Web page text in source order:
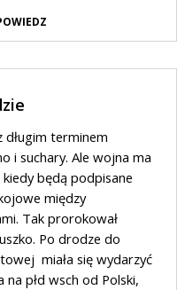
długim terminem
i suchary. Ale wojna ma
będą podpisane
między
Tak prorokował
Po drodze do
miała się wydarzyć
na płd wsch od Polski,